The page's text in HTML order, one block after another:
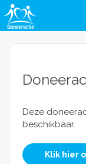
Deze
beschikbaar.
Klik hier